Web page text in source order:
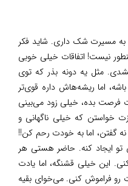
مسیرت شک داری. شاید فکر
نیست! اتفاقات خیلی خوبی
مثل یه دونه بذر که توی
اما ریشه‌هاش داره قوی‌تر
فرصت بده، خیلی زود می‌بینی
خواستن که خیلی ناگهانی و
گفتن، اما به خودت رحم کن!!
تو ایجاد کنه. حاضر هستی هر
این خیلی قشنگه، اما یادت
فراموش کنی. می‌خوای بقیه